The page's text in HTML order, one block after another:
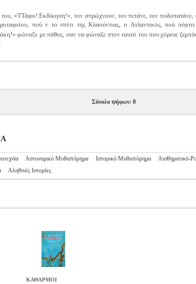
«ΤΤάφο! Εκδίκηση!», τον σπρώχνουν, τον πετάνε, τον ποδοπατάνε,
πού ν το σπίτι της Κλαούντιας, ο Ατλαντικός, πού
φώναξε με πάθος, σαν να φώναζε στον εαυτό του που χόρευε
Σύνολο ψήφων: 0
Αστυνομικό Μυθιστόρημα Ιστορικό Μυθιστόρημα Αισθηματικό-
Αληθινές Ιστορίες
ΚΑΘΑΡΜΟΙ